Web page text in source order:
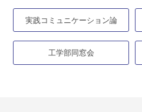
実践コミュニケーション論
工学部同窓会